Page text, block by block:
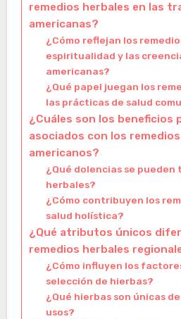
remedios herbales en las
americanas?
¿Cómo reflejan los
espiritualidad y las
americanas?
¿Qué papel juegan los
las prácticas de salud
¿Cuáles son los beneficios
asociados con los
americanos?
¿Qué dolencias se
herbales?
¿Cómo contribuyen los
salud holística?
¿Qué atributos únicos
remedios herbales
¿Cómo influyen los
selección de hierbas?
¿Qué hierbas son únicas
usos?